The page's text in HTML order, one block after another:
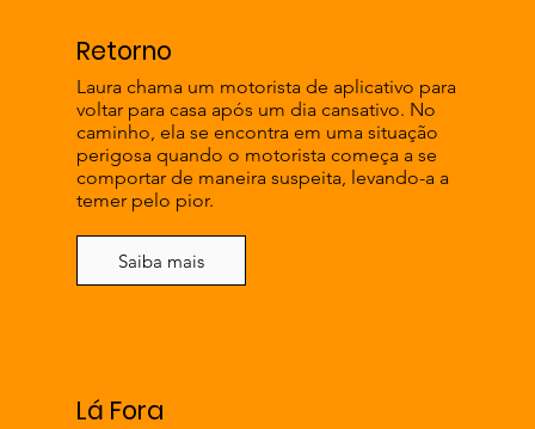
Retorno
Laura chama um motorista de aplicativo para
voltar para casa após um dia cansativo. No
caminho, ela se encontra em uma situação
perigosa quando o motorista começa a se
comportar de maneira suspeita, levando-a a
temer pelo pior.
Saiba mais
Lá Fora